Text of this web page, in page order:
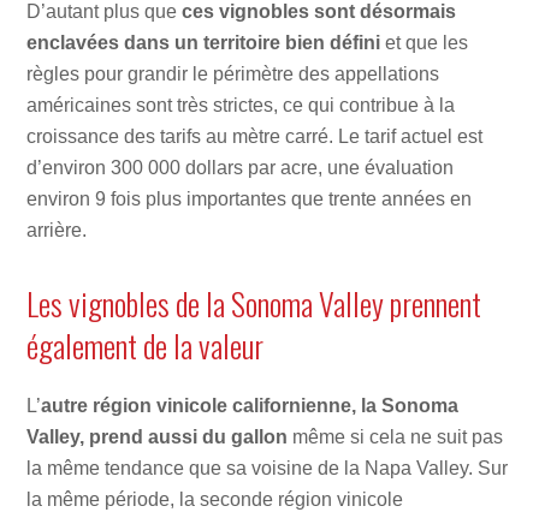
D’autant plus queces vignobles sont désormais
enclavées dans un territoire bien défini et que les
règles pour grandir le périmètre des appellations
américaines sont très strictes, ce qui contribue à la
croissance des tarifs au mètre carré. Le tarif actuel est
d’environ 300 000 dollars par acre, une évaluation
environ 9 fois plus importantes que trente années en
arrière.
Les vignobles de la Sonoma Valley prennent
également de la valeur
L’autre région vinicole californienne, la Sonoma
Valley, prend aussi du gallon même si cela ne suit pas
la même tendance que sa voisine de la Napa Valley. Sur
la même période, la seconde région vinicole